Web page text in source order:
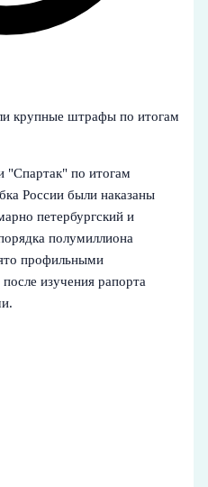
крупные штрафы по итогам
"Спартак" по итогам
России были наказаны
петербургский и
полумиллиона
профильными
изучения рапорта